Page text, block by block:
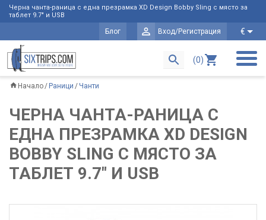
Черна чанта-раница с една презрамка XD Design Bobby Sling с място за
таблет 9.7" и USB
Блог Вход/Регистрация €
(0)
Начало Раници Чанти
ЧЕРНА ЧАНТА-РАНИЦА С
ЕДНА ПРЕЗРАМКА XD DESIGN
BOBBY SLING С МЯСТО ЗА
ТАБЛЕТ 9.7" И USB